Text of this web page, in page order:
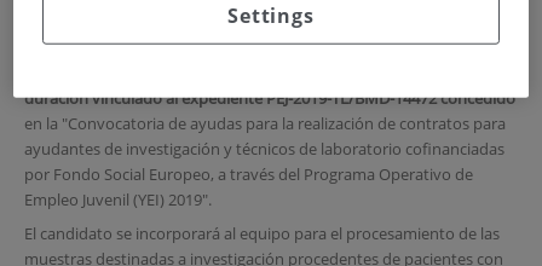
El Grupo de Enfermedades Desmielinizantes del Instituto de
Investigación Sanitaria Fundación Jiménez Díaz buscaCANDIDATOS
duración vinculado al expediente PEJ-2019-TL/BMD-14472 concedido
en la "Convocatoria de ayudas para la realización de contratos para
ayudantes de investigación y técnicos de laboratorio cofinanciadas
por Fondo Social Europeo, a través del Programa Operativo de
Empleo Juvenil (YEI) 2019".
El candidato se incorporará al equipo para el procesamiento de las
muestras destinadas a investigación procedentes de pacientes con
Settings